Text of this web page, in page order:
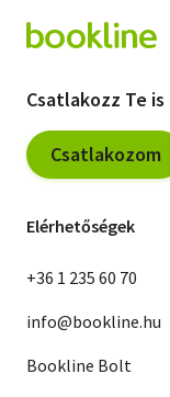
Csatlakozz Te
Csatlakozom
Elérhetőségek
+36 1 235 60 70
info@bookline.hu
Bookline Bolt